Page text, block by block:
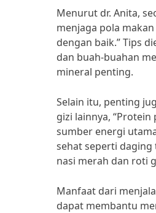
Menurut dr. Anita,
menjaga pola
dengan baik.” Tips
dan buah-buahan
mineral penting.
Selain itu, penting
gizi lainnya,
sumber energi
sehat seperti daging
nasi merah dan roti
Manfaat dari
dapat membantu